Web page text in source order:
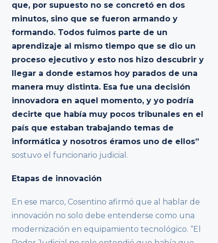
que, por supuesto no se concretó en dos
minutos, sino que se fueron armando y
formando. Todos fuimos parte de un
aprendizaje al mismo tiempo que se dio un
proceso ejecutivo y esto nos hizo descubrir y
llegar a donde estamos hoy parados de una
manera muy distinta. Esa fue una decisión
innovadora en aquel momento, y yo podría
decirte que había muy pocos tribunales en el
país que estaban trabajando temas de
informática y nosotros éramos uno de ellos”
sostuvo el funcionario judicial.
Etapas de innovación
En ese marco, Cosentino afirmó que al hablar de
innovación no solo debe entenderse como una
modernización en equipamiento tecnológico. “El